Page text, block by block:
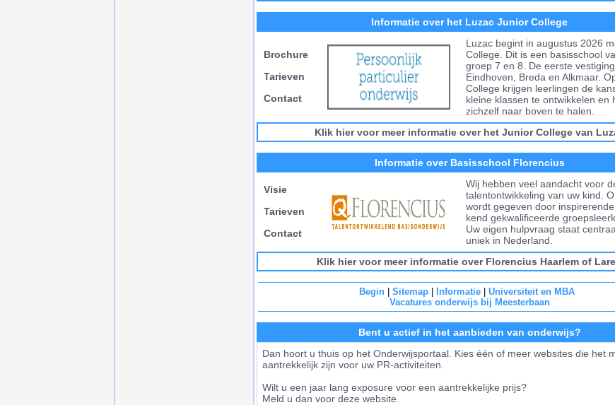
Informatie over het Luzac Junior College
Brochure
Tarieven
Contact
Luzac begint in augustus 2026
College. Dit is een basisschool
groep 7 en 8. De eerste
Eindhoven, Breda en Alkmaar.
College krijgen leerlingen de
kleine klassen te ontwikkelen en
zichzelf naar boven te halen.
Klik hier voor meer informatie over het Junior College van
Informatie over Basisschool Florencius
Visie
Tarieven
Contact
Wij hebben veel aandacht voor
talentontwikkeling van uw kind.
wordt gegeven door
kend gekwalificeerde
Uw eigen hulpvraag staat
uniek in Nederland.
Klik hier voor meer informatie over Florencius Haarlem of
Begin Sitemap Informatie
Universiteit en MBA
Vacatures onderwijs bij Meesterbaan
Bent u actief in het aanbieden van onderwijs?
Dan hoort u thuis op het Onderwijsportaal. Kies één of meer websites die het
aantrekkelijk zijn voor uw PR-activiteiten.
Wilt u een jaar lang exposure voor een aantrekkelijke prijs?
Meld u dan voor deze website.